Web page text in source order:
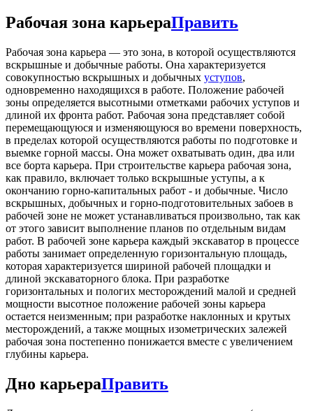
Рабочая зона карьераПравить
Рабочая зона карьера — это зона, в которой осуществляются
вскрышные и добычные работы. Она характеризуется
совокупностью вскрышных и добычных уступов,
одновременно находящихся в работе. Положение рабочей
зоны определяется высотными отметками рабочих уступов и
длиной их фронта работ. Рабочая зона представляет собой
перемещающуюся и изменяющуюся во времени поверхность,
в пределах которой осуществляются работы по подготовке и
выемке горной массы. Она может охватывать один, два или
все борта карьера. При строительстве карьера рабочая зона,
как правило, включает только вскрышные уступы, а к
окончанию горно-капитальных работ - и добычные. Число
вскрышных, добычных и горно-подготовительных забоев в
рабочей зоне не может устанавливаться произвольно, так как
от этого зависит выполнение планов по отдельным видам
работ. В рабочей зоне карьера каждый экскаватор в процессе
работы занимает определенную горизонтальную площадь,
которая характеризуется шириной рабочей площадки и
длиной экскаваторного блока. При разработке
горизонтальных и пологих месторождений малой и средней
мощности высотное положение рабочей зоны карьера
остается неизменным; при разработке наклонных и крутых
месторождений, а также мощных изометрических залежей
рабочая зона постепенно понижается вместе с увеличением
глубины карьера.
Дно карьераПравить